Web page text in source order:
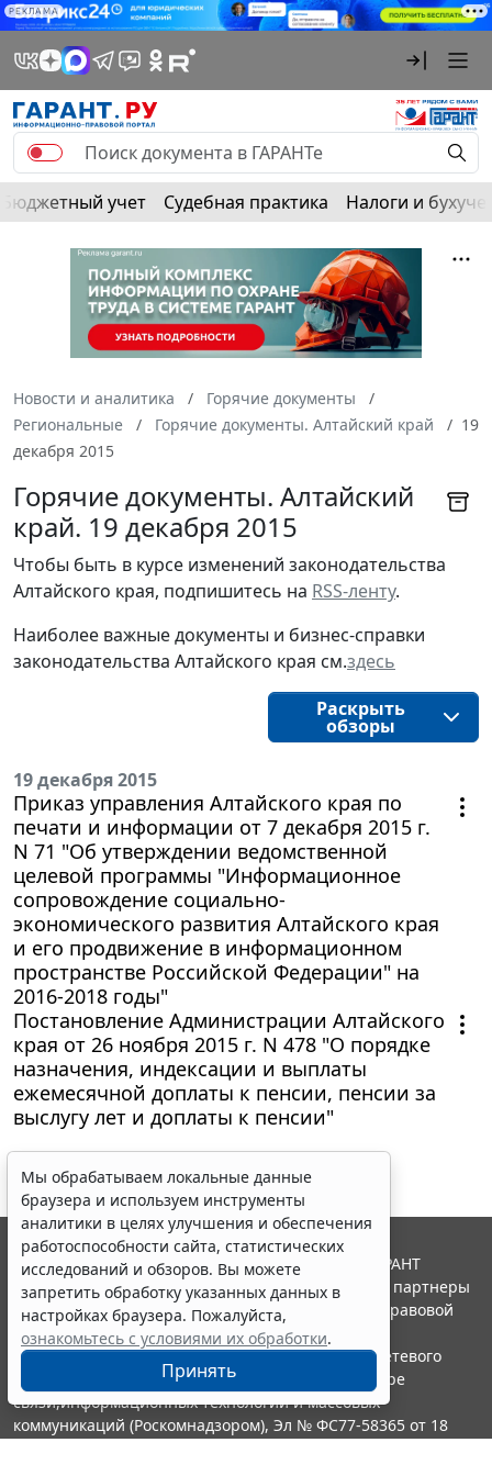
РЕКЛАМА
Бюджетный учет Судебная практика Налоги и
Новости и аналитика
Горячие документы
Региональные
Горячие документы. Алтайский край
19
декабря 2015
Горячие документы. Алтайский
край. 19 декабря 2015
Чтобы быть в курсе изменений законодательства
Алтайского края, подпишитесь на RSS-ленту.
Наиболее важные документы и бизнес-справки
законодательства Алтайского края см.здесь
Раскрыть
обзоры
19 декабря 2015
Приказ управления Алтайского края по
печати и информации от 7 декабря 2015 г.
N 71 "Об утверждении ведомственной
целевой программы "Информационное
сопровождение социально-
экономического развития Алтайского края
и его продвижение в информационном
пространстве Российской Федерации" на
2016-2018 годы"
Постановление Администрации Алтайского
края от 26 ноября 2015 г. N 478 "О порядке
назначения, индексации и выплаты
ежемесячной доплаты к пенсии, пенсии за
выслугу лет и доплаты к пенсии"
Мы обрабатываем локальные данные
браузера и используем инструменты
аналитики в целях улучшения и обеспечения
работоспособности сайта, статистических
исследований и обзоров. Вы можете
запретить обработку указанных данных в
настройках браузера. Пожалуйста,
ознакомьтесь с условиями их обработки.
Принять
© ООО "НПП "ГАРАНТ-СЕРВИС", 2026. Система ГАРАНТ
выпускается с 1990 года. Компания "Гарант" и ее партнеры
являются участниками Российской ассоциации правовой
информации ГАРАНТ.
Портал ГАРАНТ.РУ зарегистрирован в качестве сетевого
издания Федеральной службой по надзору в сфере
связи,информационных технологий и массовых
коммуникаций (Роскомнадзором), Эл № ФС77-58365 от 18